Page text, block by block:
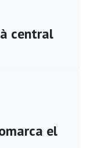
central
el